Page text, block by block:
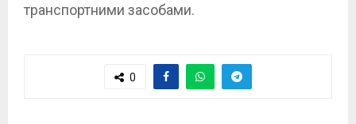
транспортними засобами.
0